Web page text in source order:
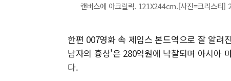
캔버스에 아크릴릭. 121X244cm.[사진=크리스
한편 007영화 속 제임스 본드역으로 잘 알려
남자의 흉상'은 280억원에 낙찰되며 아시아
다.